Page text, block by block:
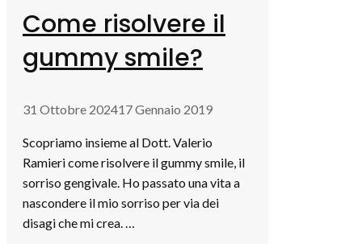
Come risolvere il
gummy smile?
31 Ottobre 202417 Gennaio 2019
Scopriamo insieme al Dott. Valerio
Ramieri come risolvere il gummy smile, il
sorriso gengivale. Ho passato una vita a
nascondere il mio sorriso per via dei
disagi che mi crea. …